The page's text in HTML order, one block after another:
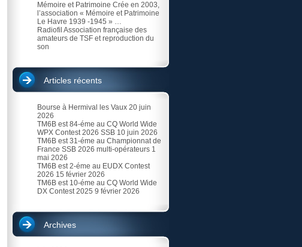
Mémoire et Patrimoine Crée en 2003,
l’association « Mémoire et Patrimoine
Le Havre 1939 -1945 » …
Radiofil Association française des
amateurs de TSF et reproduction du
son
Articles récents
Bourse à Hermival les Vaux 20 juin
2026
TM6B est 84-éme au CQ World Wide
WPX Contest 2026 SSB 10 juin 2026
TM6B est 31-éme au Championnat de
France SSB 2026 multi-opérateurs 1
mai 2026
TM6B est 2-éme au EUDX Contest
2026 15 février 2026
TM6B est 10-éme au CQ World Wide
DX Contest 2025 9 février 2026
Archives